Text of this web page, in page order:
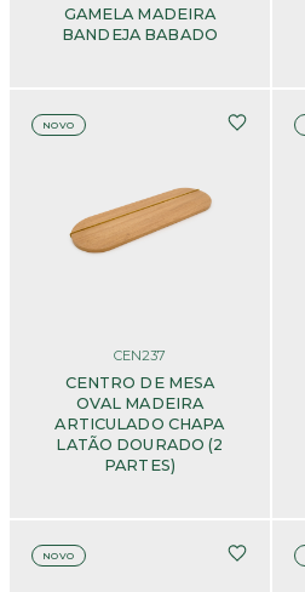
GAMELA MADEIRA
BANDEJA BABADO
NOVO
CEN237
CENTRO DE MESA
OVAL MADEIRA
ARTICULADO CHAPA
LATÃO DOURADO (2
PARTES)
NOVO